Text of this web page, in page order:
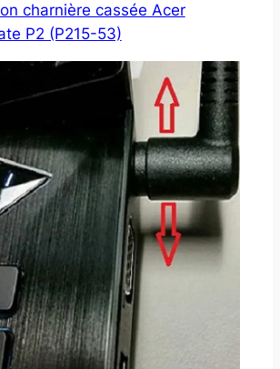
charnière cassée Acer
P2 (P215-53)